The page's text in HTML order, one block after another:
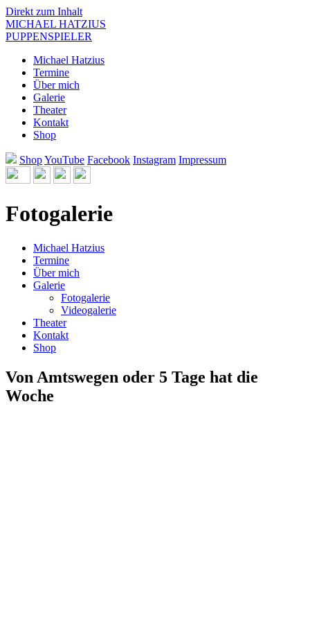
Direkt zum Inhalt
MICHAEL HATZIUS
PUPPENSPIELER
Michael Hatzius
Termine
Über mich
Galerie
Theater
Kontakt
Shop
ShopYouTube Facebook Instagram Impressum
Fotogalerie
Michael Hatzius
Termine
Über mich
Galerie
Fotogalerie
Videogalerie
Theater
Kontakt
Shop
Von Amtswegen oder 5 Tage hat die
Woche